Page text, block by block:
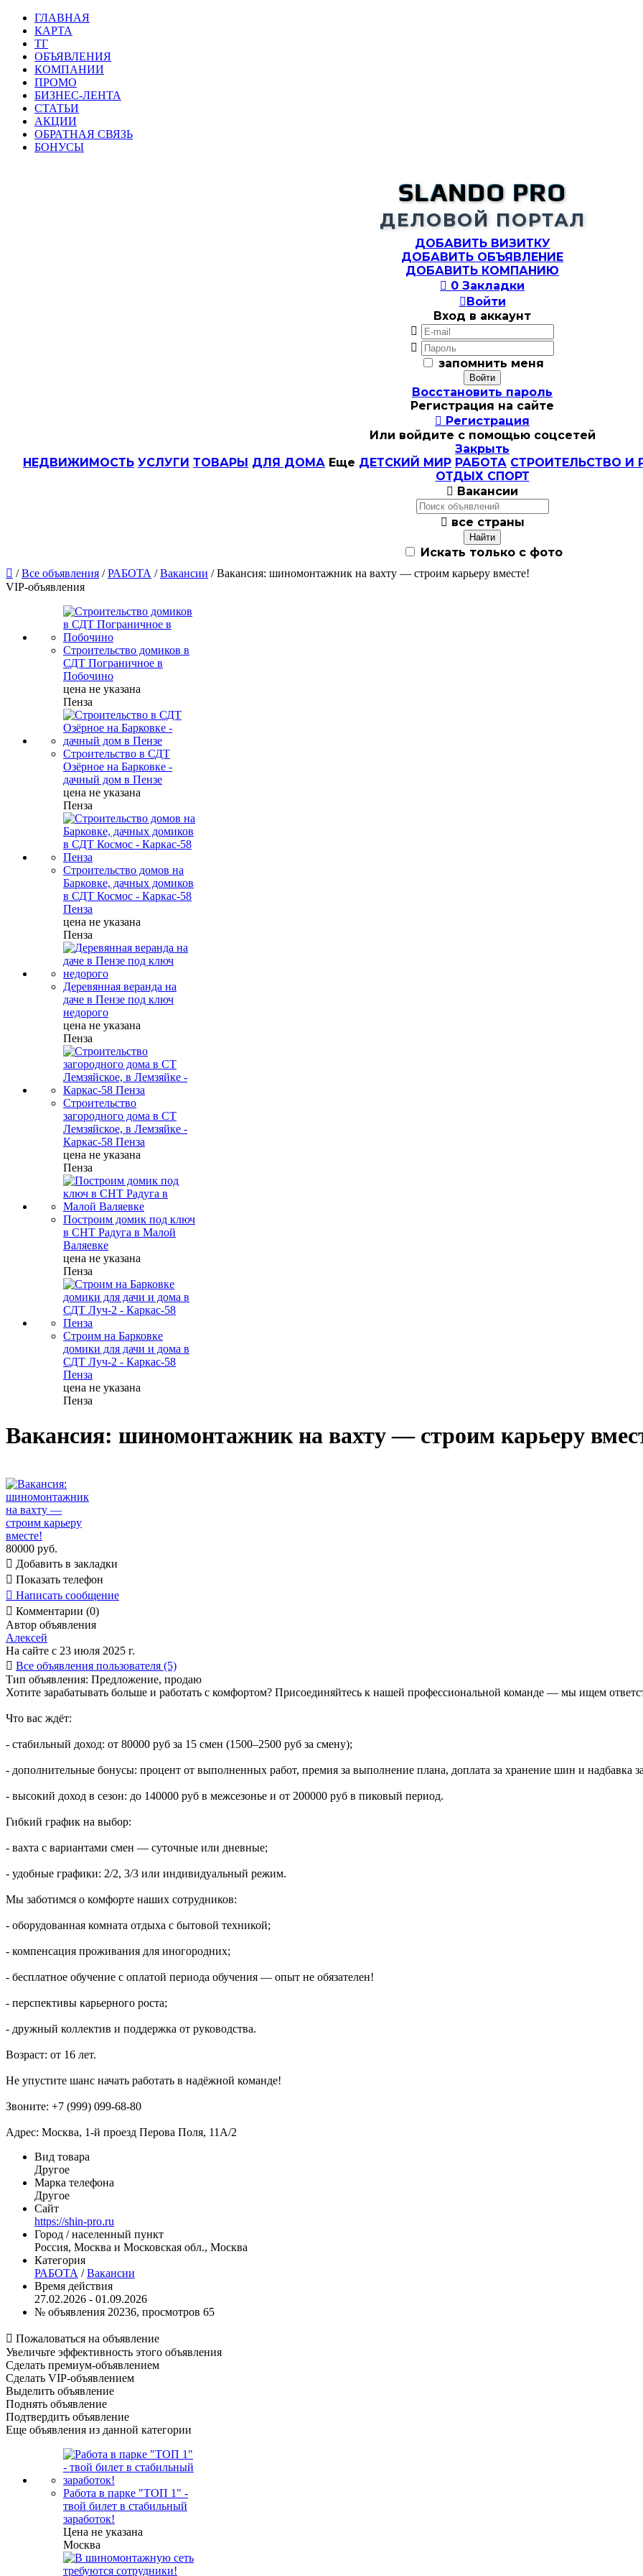
ГЛАВНАЯ
КАРТА
ТГ
ОБЪЯВЛЕНИЯ
КОМПАНИИ
ПРОМО
БИЗНЕС-ЛЕНТА
СТАТЬИ
АКЦИИ
ОБРАТНАЯ СВЯЗЬ
БОНУСЫ
SLANDO PRO
ДЕЛОВОЙ ПОРТАЛ
ДОБАВИТЬ ВИЗИТКУ
ДОБАВИТЬ ОБЪЯВЛЕНИЕ
ДОБАВИТЬ КОМПАНИЮ
 0 Закладки
Войти
Вход в аккаунт


запомнить меня
Восстановить пароль
Регистрация на сайте
 Регистрация
Или войдите с помощью соцсетей
Закрыть
НЕДВИЖИМОСТЬ УСЛУГИ ТОВАРЫ ДЛЯ ДОМА Еще ДЕТСКИЙ МИР РАБОТА СТРОИТЕЛЬСТВО И
ОТДЫХ СПОРТ
 Вакансии
 все страны
Искать только с фото
 /Все объявления /РАБОТА /Вакансии / Вакансия: шиномонтажник на вахту — строим карьеру вместе!
VIP-объявления
Строительство домиков в
СДТ Пограничное в
Побочино
цена не указана
Пенза
Строительство в СДТ
Озёрное на Барковке -
дачный дом в Пензе
цена не указана
Пенза
Строительство домов на
Барковке, дачных домиков
в СДТ Космос - Каркас-58
Пенза
цена не указана
Пенза
Деревянная веранда на
даче в Пензе под ключ
недорого
цена не указана
Пенза
Строительство
загородного дома в СТ
Лемзяйское, в Лемзяйке -
Каркас-58 Пенза
цена не указана
Пенза
Построим домик под ключ
в СНТ Радуга в Малой
Валяевке
цена не указана
Пенза
Строим на Барковке
домики для дачи и дома в
СДТ Луч-2 - Каркас-58
Пенза
цена не указана
Пенза
Вакансия: шиномонтажник на вахту — строим карьеру
80000 руб.
 Добавить в закладки
 Показать телефон
 Написать сообщение
 Комментарии (0)
Автор объявления
Алексей
На сайте с 23 июля 2025 г.
 Все объявления пользователя (5)
Тип объявления: Предложение, продаю
Хотите зарабатывать больше и работать с комфортом? Присоединяйтесь к нашей профессиональной команде — мы ищем
Что вас ждёт:
- стабильный доход: от 80000 руб за 15 смен (1500–2500 руб за смену);
- дополнительные бонусы: процент от выполненных работ, премия за выполнение плана, доплата за хранение шин и надбавка
- высокий доход в сезон: до 140000 руб в межсезонье и от 200000 руб в пиковый период.
Гибкий график на выбор:
- вахта с вариантами смен — суточные или дневные;
- удобные графики: 2/2, 3/3 или индивидуальный режим.
Мы заботимся о комфорте наших сотрудников:
- оборудованная комната отдыха с бытовой техникой;
- компенсация проживания для иногородних;
- бесплатное обучение с оплатой периода обучения — опыт не обязателен!
- перспективы карьерного роста;
- дружный коллектив и поддержка от руководства.
Возраст: от 16 лет.
Не упустите шанс начать работать в надёжной команде!
Звоните: +7 (999) 099-68-80
Адрес: Москва, 1-й проезд Перова Поля, 11А/2
Вид товара
Другое
Марка телефона
Другое
Сайт
https://shin-pro.ru
Город / населенный пункт
Россия, Москва и Московская обл., Москва
Категория
РАБОТА /Вакансии
Время действия
27.02.2026 - 01.09.2026
№ объявления 20236, просмотров 65
 Пожаловаться на объявление
Увеличьте эффективность этого объявления
Сделать премиум-объявлением
Сделать VIP-объявлением
Выделить объявление
Поднять объявление
Подтвердить объявление
Еще объявления из данной категории
Работа в парке "ТОП 1" -
твой билет в стабильный
заработок!
Цена не указана
Москва